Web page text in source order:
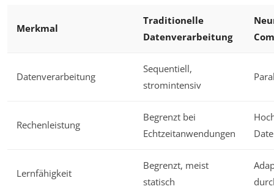
Merkmal
Traditionelle
Datenverarbeitung
Datenverarbeitung
Sequentiell,
stromintensiv
Rechenleistung
Begrenzt bei
Echtzeitanwendungen
Lernfähigkeit
Begrenzt, meist
statisch